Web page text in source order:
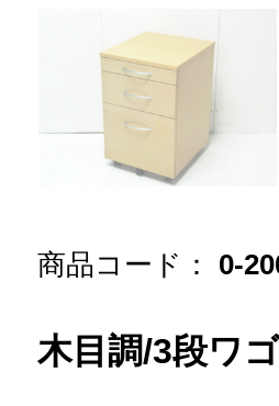
商品コード： 0-
木目調/3段ワ